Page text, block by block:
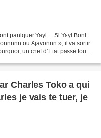
paniquer Yayi… Si Yayi Boni
ou Ajavonnn », il va sortir
un chef d’Etat passe tout
Charles Toko a qui
je vais te tuer, je